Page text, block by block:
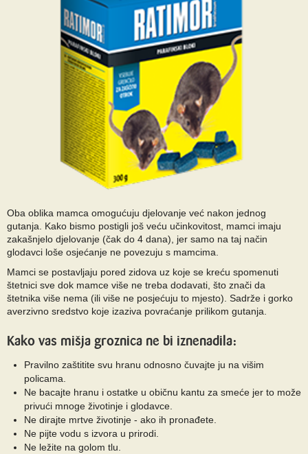
Oba oblika mamca omogućuju djelovanje već nakon jednog
gutanja. Kako bismo postigli još veću učinkovitost, mamci imaju
zakašnjelo djelovanje (čak do 4 dana), jer samo na taj način
glodavci loše osjećanje ne povezuju s mamcima.
Mamci se postavljaju pored zidova uz koje se kreću spomenuti
štetnici sve dok mamce više ne treba dodavati, što znači da
štetnika više nema (ili više ne posjećuju to mjesto). Sadrže i gorko
averzivno sredstvo koje izaziva povraćanje prilikom gutanja.
Kako vas mišja groznica ne bi iznenadila:
Pravilno zaštitite svu hranu odnosno čuvajte ju na višim
policama.
Ne bacajte hranu i ostatke u običnu kantu za smeće jer to može
privući mnoge životinje i glodavce.
Ne dirajte mrtve životinje - ako ih pronađete.
Ne pijte vodu s izvora u prirodi.
Ne ležite na golom tlu.